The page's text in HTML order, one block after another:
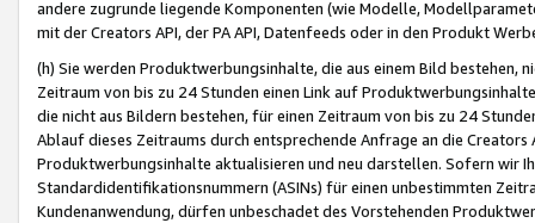
andere zugrunde liegende Komponenten (wie Modelle,
mit der Creators API, der PA API, Datenfeeds oder in den Produkt
(h) Sie werden Produktwerbungsinhalte, die aus einem Bild bestehen,
Zeitraum von bis zu 24 Stunden einen Link auf
die nicht aus Bildern bestehen, für einen Zeitraum von bis zu 24
Ablauf dieses Zeitraums durch entsprechende Anfrage an die
Produktwerbungsinhalte aktualisieren und neu darstellen. Sofern wir
Standardidentifikationsnummern (ASINs) für einen unbestimmten
Kundenanwendung, dürfen unbeschadet des Vorstehenden